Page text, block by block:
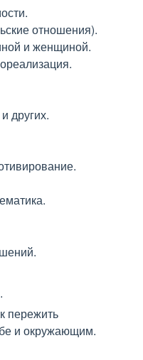
отношения).
и женщиной.
других.
пережить
и окружающим.